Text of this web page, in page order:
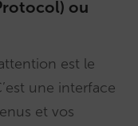
ou
est le
une interface
et vos